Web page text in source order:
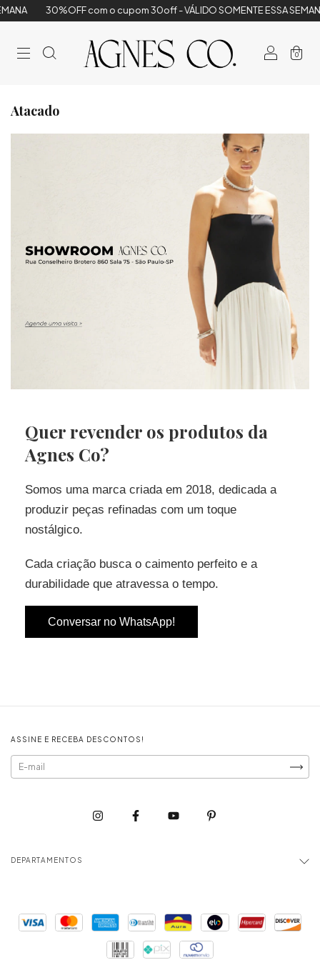
30%OFF com o cupom 30off - VÁLIDO SOMENTE ESSA SEMANA
0
Atacado
Quer revender os produtos da
Agnes Co?
Somos uma marca criada em 2018, dedicada a
produzir peças refinadas com um toque
nostálgico.
Cada criação busca o caimento perfeito e a
durabilidade que atravessa o tempo.
Conversar no WhatsApp!
ASSINE E RECEBA DESCONTOS!
DEPARTAMENTOS